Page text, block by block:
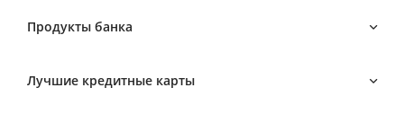
Продукты банка
Ипотека в Банке ДОМ.РФ
Лучшие кредитные карты